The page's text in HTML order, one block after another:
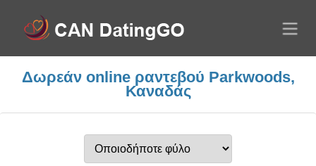
Δωρεάν online ραντεβού Parkwoods,
Καναδάς